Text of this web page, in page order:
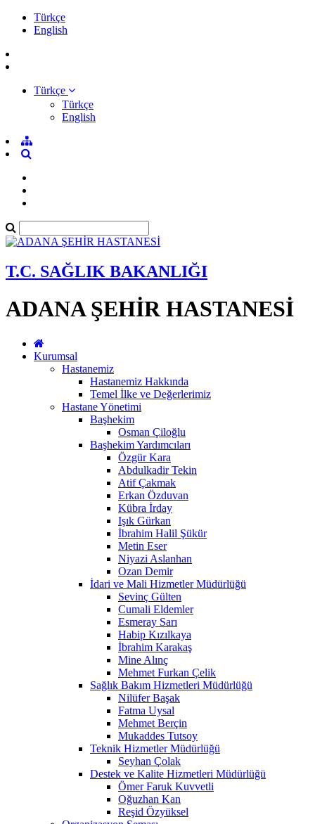
Türkçe
English
Türkçe
Türkçe
English
T.C. SAĞLIK BAKANLIĞI
ADANA ŞEHİR HASTANESİ
Kurumsal
Hastanemiz
Hastanemiz Hakkında
Temel İlke ve Değerlerimiz
Hastane Yönetimi
Başhekim
Osman Çiloğlu
Başhekim Yardımcıları
Özgür Kara
Abdulkadir Tekin
Atif Çakmak
Erkan Özduvan
Kübra İrday
Işık Gürkan
İbrahim Halil Şükür
Metin Eser
Niyazi Aslanhan
Ozan Demir
İdari ve Mali Hizmetler Müdürlüğü
Sevinç Gülten
Cumali Eldemler
Esmeray Sarı
Habip Kızılkaya
İbrahim Karakaş
Mine Alınç
Mehmet Furkan Çelik
Sağlık Bakım Hizmetleri Müdürlüğü
Nilüfer Başak
Fatma Uysal
Mehmet Berçin
Mukaddes Tutsoy
Teknik Hizmetler Müdürlüğü
Seyhan Çolak
Destek ve Kalite Hizmetleri Müdürlüğü
Ömer Faruk Kuvvetli
Oğuzhan Kan
Reşid Özyüksel